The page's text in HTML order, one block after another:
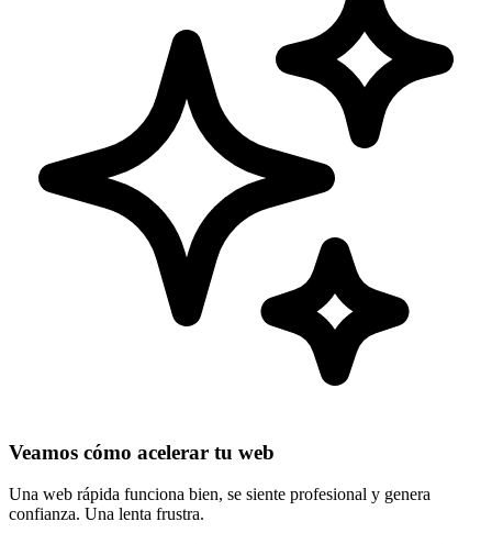
Veamos cómo acelerar tu web
Una web rápida funciona bien, se siente profesional y genera
confianza. Una lenta frustra.